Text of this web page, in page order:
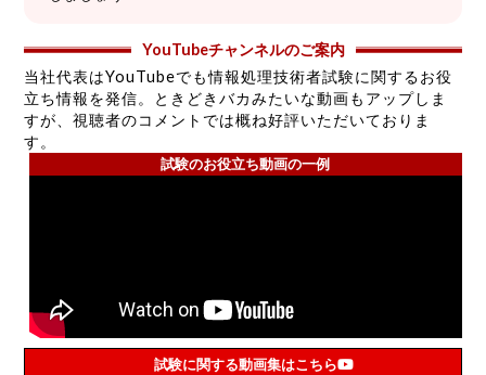
YouTubeチャンネルのご案内
当社代表はYouTubeでも情報処理技術者試験に関するお役
立ち情報を発信。ときどきバカみたいな動画もアップしま
すが、視聴者のコメントでは概ね好評いただいておりま
す。
試験のお役立ち動画の一例
試験に関する動画集はこちら